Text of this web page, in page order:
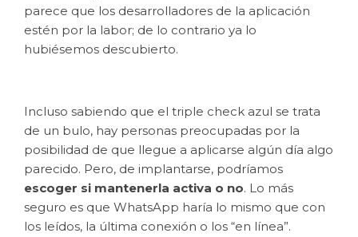
parece que los desarrolladores de la aplicación
estén por la labor; de lo contrario ya lo
hubiésemos descubierto.
Incluso sabiendo que el triple check azul se trata
de un bulo, hay personas preocupadas por la
posibilidad de que llegue a aplicarse algún día algo
parecido. Pero, de implantarse, podríamos
escoger si mantenerla activa o no. Lo más
seguro es que WhatsApp haría lo mismo que con
los leídos, la última conexión o los “en línea”.